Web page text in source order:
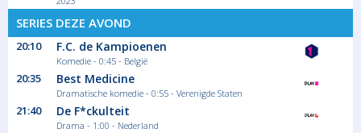
SERIES DEZE AVOND
20:10 F.C. de Kampioenen
Komedie - 0:45 - België
20:35 Best Medicine
Dramatische komedie - 0:55 - Verenigde Staten
21:40 De F*ckulteit
Drama - 1:00 - Nederland